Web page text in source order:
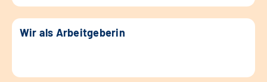
Wir als Arbeitgeberin